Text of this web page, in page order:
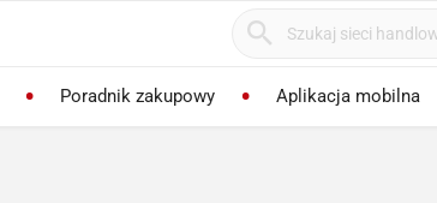
Poradnik zakupowy Aplikacja mobilna